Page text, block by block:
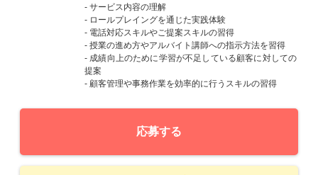
- サービス内容の理解
- ロールプレイングを通じた実践体験
- 電話対応スキルやご提案スキルの習得
- 授業の進め方やアルバイト講師への指示方法を習得
- 成績向上のために学習が不足している顧客に対しての
提案
- 顧客管理や事務作業を効率的に行うスキルの習得
応募する